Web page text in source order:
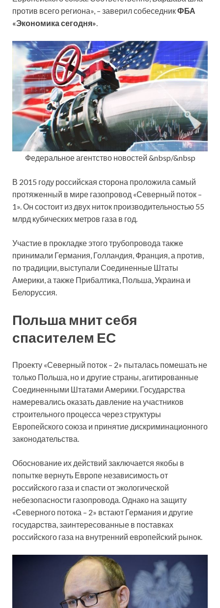
против всего региона», – заверил собеседникФБА
«Экономика сегодня».
Федеральное агентство новостей &nbsp/&nbsp
В 2015 году российская сторона проложила самый
протяженный в мире газопровод «Северный поток –
1». Он состоит из двух ниток производительностью 55
млрд кубических метров газа в год.
Участие в прокладке этого трубопровода также
принимали Германия, Голландия, Франция, а против,
по традиции, выступали Соединенные Штаты
Америки, а также Прибалтика, Польша, Украина и
Белоруссия.
Польша мнит себя
спасителем ЕС
Проекту «Северный поток – 2» пыталась помешать не
только Польша, но и другие страны, агитированные
Соединенными Штатами Америки. Государства
намеревались оказать давление на участников
строительного процесса через структуры
Европейского союза и принятие дискриминационного
законодательства.
Обоснование их действий заключается якобы в
попытке вернуть Европе независимость от
российского газа и спасти от экологической
небезопасности газопровода. Однако на защиту
«Северного потока – 2» встают Германия и другие
государства, заинтересованные в поставках
российского газа на внутренний европейский рынок.